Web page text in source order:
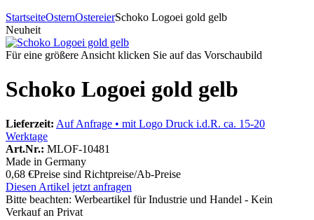
StartseiteOsternOstereierSchoko Logoei gold gelb
Neuheit
Für eine größere Ansicht klicken Sie auf das Vorschaubild
Schoko Logoei gold gelb
Lieferzeit: Auf Anfrage • mit Logo Druck i.d.R. ca. 15-20
Werktage
Art.Nr.: MLOF-10481
Made in Germany
0,68 €Preise sind Richtpreise/Ab-Preise
Diesen Artikel jetzt anfragen
Bitte beachten: Werbeartikel für Industrie und Handel - Kein
Verkauf an Privat